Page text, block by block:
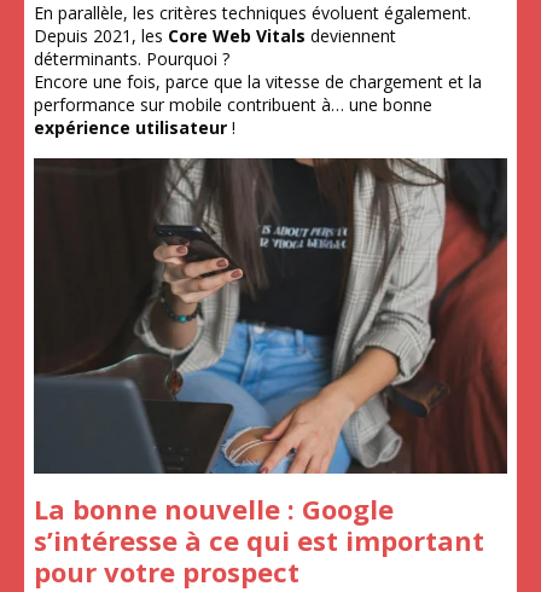
En parallèle, les critères techniques évoluent également.
Depuis 2021, les Core Web Vitals deviennent
déterminants. Pourquoi ?
Encore une fois, parce que la vitesse de chargement et la
performance sur mobile contribuent à… une bonne
expérience utilisateur !
La bonne nouvelle : Google
s’intéresse à ce qui est important
pour votre prospect